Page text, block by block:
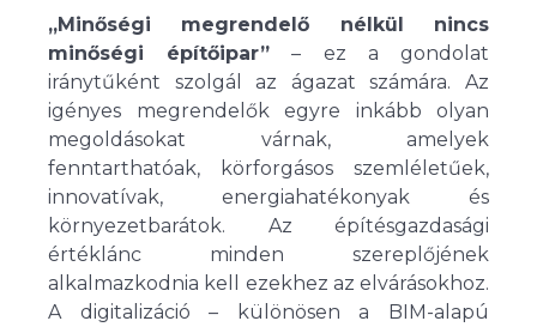
„Minőségi megrendelő nélkül nincs
minőségi építőipar” – ez a gondolat
iránytűként szolgál az ágazat számára. Az
igényes megrendelők egyre inkább olyan
megoldásokat várnak, amelyek
fenntarthatóak, körforgásos szemléletűek,
innovatívak, energiahatékonyak és
környezetbarátok. Az építésgazdasági
értéklánc minden szereplőjének
alkalmazkodnia kell ezekhez az elvárásokhoz.
A digitalizáció – különösen a BIM-alapú